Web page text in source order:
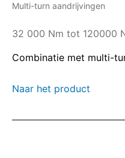
Multi-turn aandrijvingen
32 000 Nm tot 120000
Combinatie met multi-
Naar het product